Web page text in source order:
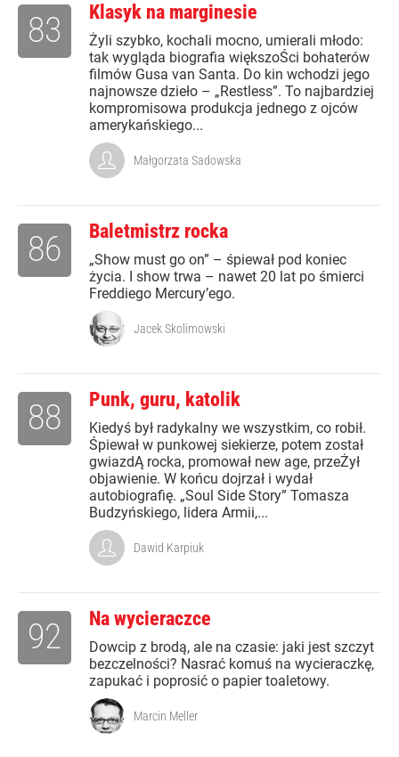
Klasyk na marginesie
Żyli szybko, kochali mocno, umierali młodo:
tak wygląda biografia większoŚci bohaterów
filmów Gusa van Santa. Do kin wchodzi jego
najnowsze dzieło – „Restless”. To najbardziej
kompromisowa produkcja jednego z ojców
amerykańskiego...
83
Małgorzata Sadowska
Baletmistrz rocka
„Show must go on” – śpiewał pod koniec
życia. I show trwa – nawet 20 lat po śmierci
Freddiego Mercury’ego.
86
Jacek Skolimowski
Punk, guru, katolik
Kiedyś był radykalny we wszystkim, co robił.
Śpiewał w punkowej siekierze, potem został
gwiazdĄ rocka, promował new age, przeŻył
objawienie. W końcu dojrzał i wydał
autobiografię. „Soul Side Story” Tomasza
Budzyńskiego, lidera Armii,...
88
Dawid Karpiuk
Na wycieraczce
Dowcip z brodą, ale na czasie: jaki jest szczyt
bezczelności? Nasrać komuś na wycieraczkę,
zapukać i poprosić o papier toaletowy.
92
Marcin Meller